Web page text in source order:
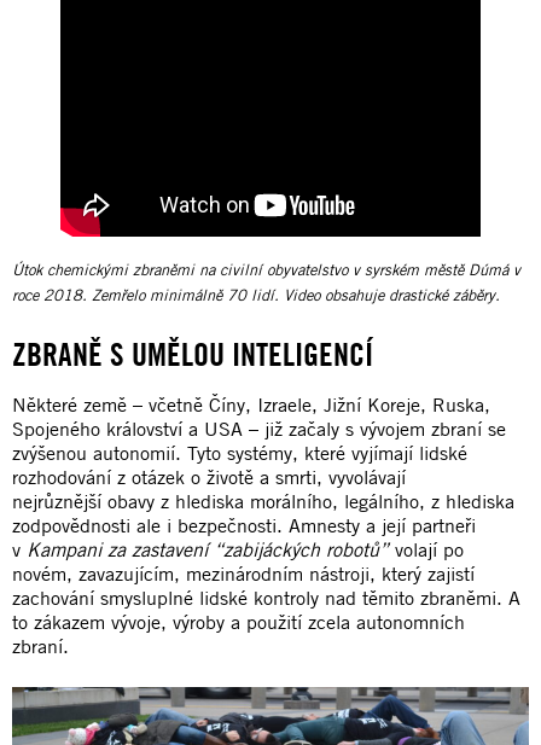
Útok chemickými zbraněmi na civilní obyvatelstvo v syrském městě Dúmá v
roce 2018. Zemřelo minimálně 70 lidí. Video obsahuje drastické záběry.
ZBRANĚ S UMĚLOU INTELIGENCÍ
Některé země – včetně Číny, Izraele, Jižní Koreje, Ruska,
Spojeného království a USA – již začaly s vývojem zbraní se
zvýšenou autonomií. Tyto systémy, které vyjímají lidské
rozhodování z otázek o životě a smrti, vyvolávají
nejrůznější obavy z hlediska morálního, legálního, z hlediska
zodpovědnosti ale i bezpečnosti. Amnesty a její partneři
v Kampani za zastavení “zabijáckých robotů”volají po
novém, zavazujícím, mezinárodním nástroji, který zajistí
zachování smysluplné lidské kontroly nad těmito zbraněmi. A
to zákazem vývoje, výroby a použití zcela autonomních
zbraní.